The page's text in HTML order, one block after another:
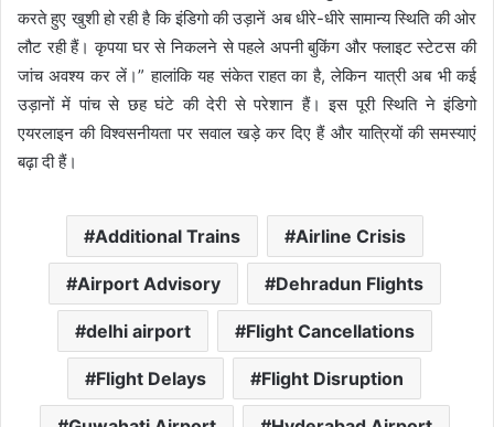
करते हुए खुशी हो रही है कि इंडिगो की उड़ानें अब धीरे-धीरे सामान्य स्थिति की ओर
लौट रही हैं। कृपया घर से निकलने से पहले अपनी बुकिंग और फ्लाइट स्टेटस की
जांच अवश्य कर लें।” हालांकि यह संकेत राहत का है, लेकिन यात्री अब भी कई
उड़ानों में पांच से छह घंटे की देरी से परेशान हैं। इस पूरी स्थिति ने इंडिगो
एयरलाइन की विश्वसनीयता पर सवाल खड़े कर दिए हैं और यात्रियों की समस्याएं
बढ़ा दी हैं।
Additional Trains Airline Crisis
Airport Advisory Dehradun Flights
delhi airport Flight Cancellations
Flight Delays Flight Disruption